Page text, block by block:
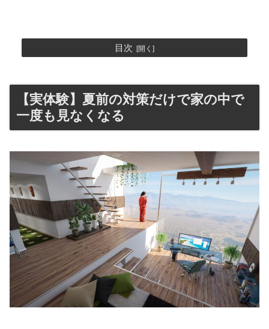
目次
【実体験】夏前の対策だけで家の中で
一度も見なくなる